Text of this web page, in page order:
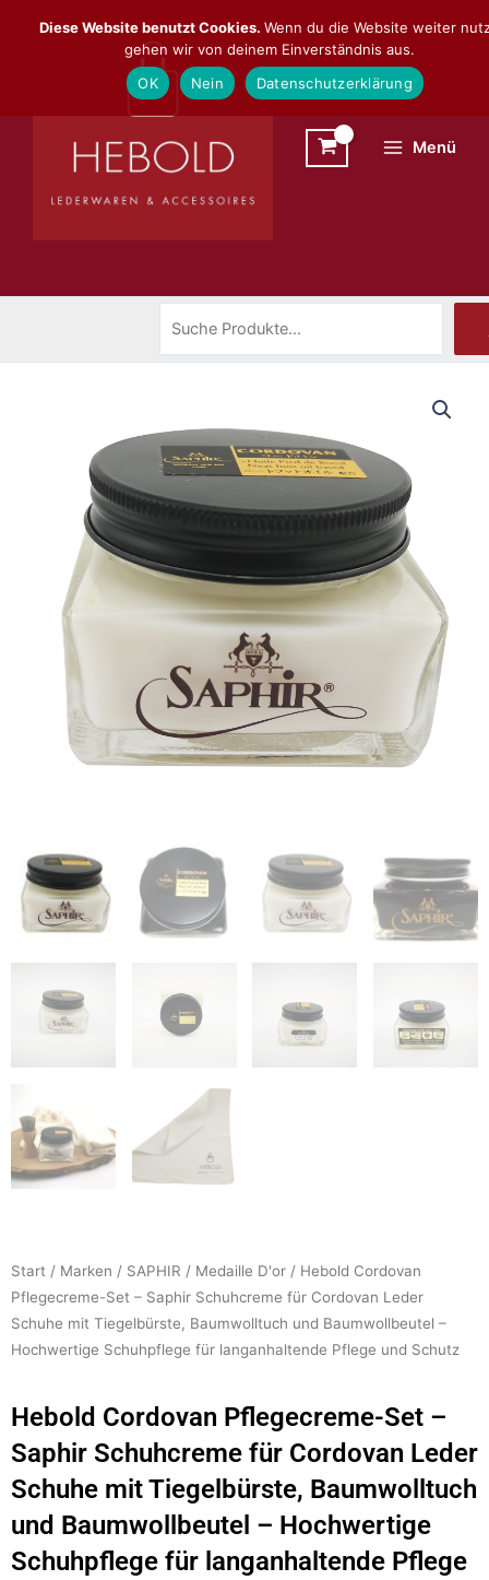
Inhalt
Menü
Start / Marken / SAPHIR / Medaille D'or / Hebold Cordovan
Pflegecreme-Set – Saphir Schuhcreme für Cordovan Leder
Schuhe mit Tiegelbürste, Baumwolltuch und Baumwollbeutel –
Hochwertige Schuhpflege für langanhaltende Pflege und Schutz
Hebold Cordovan Pflegecreme-Set –
Saphir Schuhcreme für Cordovan Leder
Schuhe mit Tiegelbürste, Baumwolltuch
und Baumwollbeutel – Hochwertige
Schuhpflege für langanhaltende Pflege
Diese Website benutzt Cookies. Wenn du die Website weiter
gehen wir von deinem Einverständnis aus.
OK
Nein Datenschutzerklärung